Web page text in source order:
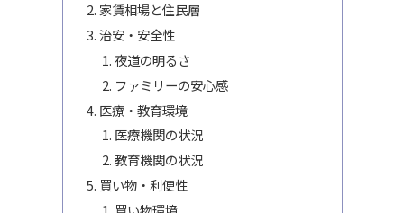
家賃相場と住民層
治安・安全性
夜道の明るさ
ファミリーの安心感
医療・教育環境
医療機関の状況
教育機関の状況
買い物・利便性